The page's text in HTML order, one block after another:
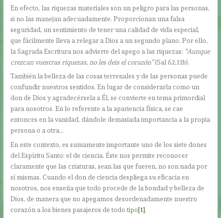
En efecto, las riquezas materiales son un peligro para las personas,
si no las manejan adecuadamente. Proporcionan una falsa
seguridad, un sentimiento de tener una calidad de vida especial,
que fácilmente lleva a relegar a Dios a un segundo plano. Por ello,
la Sagrada Escritura nos advierte del apego a las riquezas: “Aunque
crezcan vuestras riquezas, no les deis el corazón”(Sal 62,11b).
También la belleza de las cosas terrenales y de las personas puede
confundir nuestros sentidos. En lugar de considerarla como un
don de Dios y agradecérsela a Él, se convierte en tema primordial
para nosotros. En lo referente a la apariencia física, se cae
entonces en la vanidad, dándole demasiada importancia a la propia
persona o a otra…
En este contexto, es sumamente importante uno de los siete dones
del Espíritu Santo: el de ciencia. Éste nos permite reconocer
claramente que las criaturas, sean las que fueren, no son nada por
sí mismas. Cuando el don de ciencia despliega su eficacia en
nosotros, nos enseña que todo procede de la bondad y belleza de
Dios, de manera que no apegamos desordenadamente nuestro
corazón a los bienes pasajeros de todo tipo[1].